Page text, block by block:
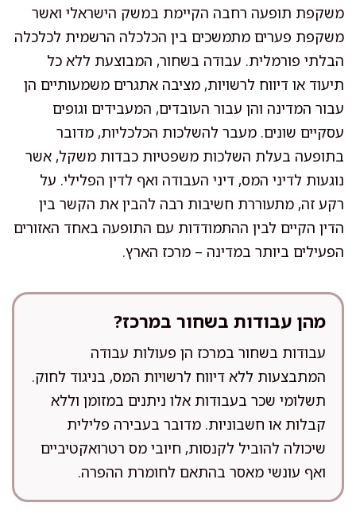
משקפת תופעה רחבה הקיימת במשק הישראלי ואשר
משקפת פערים מתמשכים בין הכלכלה הרשמית לכלכלה
הבלתי פורמלית. עבודה בשחור, המבוצעת ללא כל
תיעוד או דיווח לרשויות, מציבה אתגרים משמעותיים הן
עבור המדינה והן עבור העובדים, המעבידים וגופים
עסקיים שונים. מעבר להשלכות הכלכליות, מדובר
בתופעה בעלת השלכות משפטיות כבדות משקל, אשר
נוגעות לדיני המס, דיני העבודה ואף לדין הפלילי. על
רקע זה, מתעוררת חשיבות רבה להבין את הקשר בין
הדין הקיים לבין ההתמודדות עם התופעה באחד האזורים
הפעילים ביותר במדינה – מרכז הארץ.
מהן עבודות בשחור במרכז?
עבודות בשחור במרכז הן פעולות עבודה
המתבצעות ללא דיווח לרשויות המס, בניגוד לחוק.
תשלומי שכר בעבודות אלו ניתנים במזומן וללא
קבלות או חשבוניות. מדובר בעבירה פלילית
שיכולה להוביל לקנסות, חיובי מס רטרואקטיביים
ואף עונשי מאסר בהתאם לחומרת ההפרה.